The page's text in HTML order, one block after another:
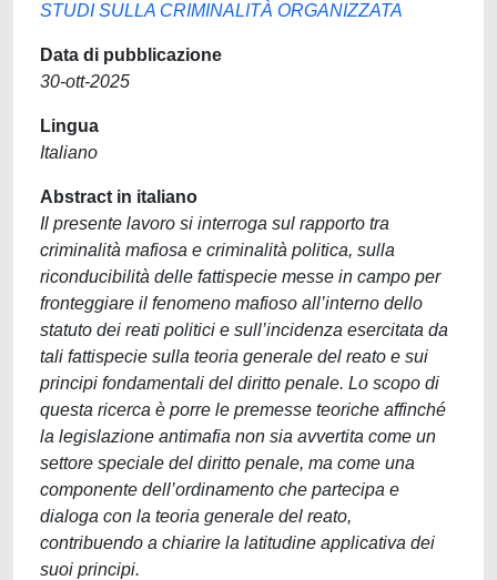
STUDI SULLA CRIMINALITÀ ORGANIZZATA
Data di pubblicazione
30-ott-2025
Lingua
Italiano
Abstract in italiano
Il presente lavoro si interroga sul rapporto tra
criminalità mafiosa e criminalità politica, sulla
riconducibilità delle fattispecie messe in campo per
fronteggiare il fenomeno mafioso all’interno dello
statuto dei reati politici e sull’incidenza esercitata da
tali fattispecie sulla teoria generale del reato e sui
principi fondamentali del diritto penale. Lo scopo di
questa ricerca è porre le premesse teoriche affinché
la legislazione antimafia non sia avvertita come un
settore speciale del diritto penale, ma come una
componente dell’ordinamento che partecipa e
dialoga con la teoria generale del reato,
contribuendo a chiarire la latitudine applicativa dei
suoi principi.